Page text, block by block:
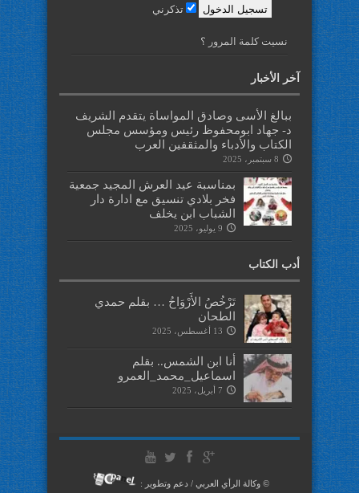
تذكرني
نسيت كلمة المرور ؟
آخر الأخبار
ببالغ الأسى وصادق المواساة يتقدم الشريف
د- جهاد ابومحفوظ رئيس ومؤسس مجلس
الكتاب والأدباء والمثقفين العرب
8 سبتمبر، 2025
بمناسبة عيد العرش المجيد جمعية
فخر بلادي تنسيق مع ادارة دار
الشباب ابن يخلف
9 يوليو، 2025
أدب الكتاب
تَرْخُصُ الأَرْوَاحُ … بقلم حمدي
الطحان
13 أغسطس، 2025
أنا ابن الشمس.. بقلم
اسماعيل_محمد_العمرو
7 أبريل، 2025
© وكالة الرأي العربي / دعم وتطوير :